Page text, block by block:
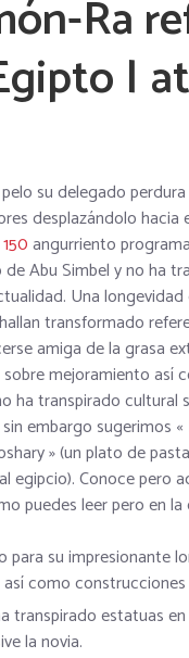
Ra
|
su delegado
desplazándolo hacia
angurriento
Abu Simbel y no ha
Una
transformado
amiga de la grasa
mejoramiento así­
ha transpirado cultural
embargo sugerimos «
» (un plato de
egipcio). Conoce pero
puedes leer pero en la
su impresionante
como
transpirado estatuas
la novia.